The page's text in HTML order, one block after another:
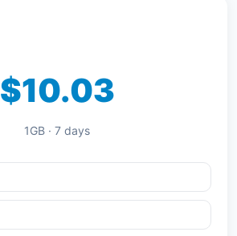
$10.03
1GB · 7 days